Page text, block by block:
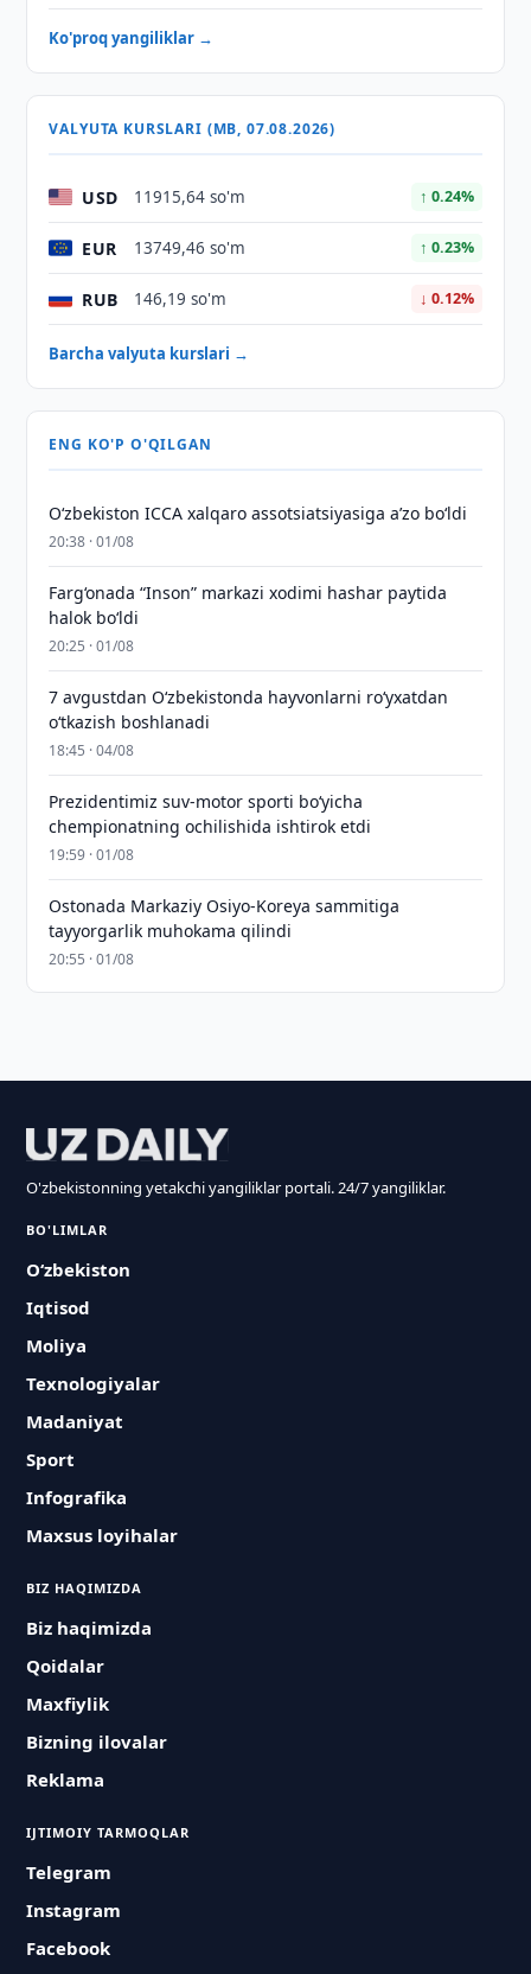
Ko'proq yangiliklar →
VALYUTA KURSLARI (MB, 07.08.2026)
USD 11915,64 so'm ↑ 0.24%
EUR 13749,46 so'm ↑ 0.23%
RUB 146,19 so'm ↓ 0.12%
Barcha valyuta kurslari →
ENG KO'P O'QILGAN
O‘zbekiston ICCA xalqaro assotsiatsiyasiga aʼzo bo‘ldi
20:38 · 01/08
Farg‘onada “Inson” markazi xodimi hashar paytida
halok bo‘ldi
20:25 · 01/08
7 avgustdan O‘zbekistonda hayvonlarni ro‘yxatdan
o‘tkazish boshlanadi
18:45 · 04/08
Prezidentimiz suv-motor sporti bo‘yicha
chempionatning ochilishida ishtirok etdi
19:59 · 01/08
Ostonada Markaziy Osiyo-Koreya sammitiga
tayyorgarlik muhokama qilindi
20:55 · 01/08
O'zbekistonning yetakchi yangiliklar portali. 24/7 yangiliklar.
BO'LIMLAR
O‘zbekiston
Iqtisod
Moliya
Texnologiyalar
Madaniyat
Sport
Infografika
Maxsus loyihalar
BIZ HAQIMIZDA
Biz haqimizda
Qoidalar
Maxfiylik
Bizning ilovalar
Reklama
IJTIMOIY TARMOQLAR
Telegram
Instagram
Facebook